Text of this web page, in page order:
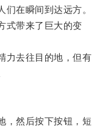
在瞬间到达远方。
带来了巨大的变
去往目的地，但有
然后按下按钮，短